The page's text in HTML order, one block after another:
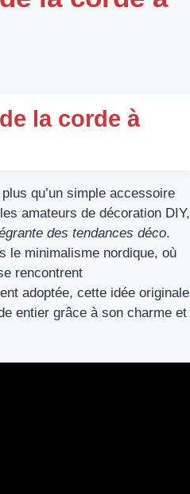
la corde à
qu’un simple accessoire
amateurs de décoration DIY,
des tendances déco.
le minimalisme nordique, où
rencontrent
adoptée, cette idée originale
entier grâce à son charme et